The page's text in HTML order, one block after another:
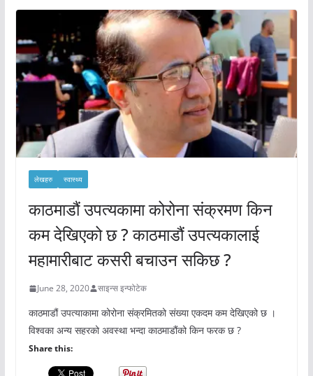
लेखहरु स्वास्थ्य
काठमाडौं उपत्यकामा कोरोना संक्रमण किन
कम देखिएको छ ? काठमाडौं उपत्यकालाई
महामारीबाट कसरी बचाउन सकिछ ?
June 28, 2020 साइन्स इन्फोटेक
काठमाडौं उपत्याकामा कोरोना संक्रमितको संख्या एकदम कम देखिएको छ ।
विश्वका अन्य सहरको अवस्था भन्दा काठमाडौंको किन फरक छ ?
Share this: